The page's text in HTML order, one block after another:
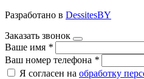
Разработано в DessitesBY
Заказать звонок
Ваше имя *
Ваш номер телефона *
Я согласен на обработку